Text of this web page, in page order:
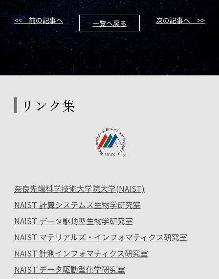
<< 前の記事へ 一覧へ戻る 次の記事へ >>
リンク集
奈良先端科学技術大学院大学(NAIST)
NAIST 計算システムズ生物学研究室
NAIST データ駆動型生物学研究室
NAIST マテリアルズ・インフォマティクス研究室
NAIST 計測インフォマティクス研究室
NAIST データ駆動型化学研究室